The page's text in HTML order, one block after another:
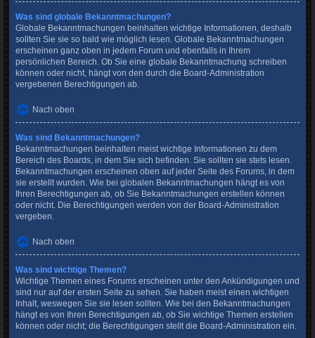
Was sind globale Bekanntmachungen?
Globale Bekanntmachungen beinhalten wichtige Informationen, deshalb
sollten Sie sie so bald wie möglich lesen. Globale Bekanntmachungen
erscheinen ganz oben in jedem Forum und ebenfalls in Ihrem
persönlichen Bereich. Ob Sie eine globale Bekanntmachung schreiben
können oder nicht, hängt von den durch die Board-Administration
vergebenen Berechtigungen ab.
Nach oben
Was sind Bekanntmachungen?
Bekanntmachungen beinhalten meist wichtige Informationen zu dem
Bereich des Boards, in dem Sie sich befinden. Sie sollten sie stets lesen.
Bekanntmachungen erscheinen oben auf jeder Seite des Forums, in dem
sie erstellt wurden. Wie bei globalen Bekanntmachungen hängt es von
Ihren Berechtigungen ab, ob Sie Bekanntmachungen erstellen können
oder nicht. Die Berechtigungen werden von der Board-Administration
vergeben.
Nach oben
Was sind wichtige Themen?
Wichtige Themen eines Forums erscheinen unter den Ankündigungen und
sind nur auf der ersten Seite zu sehen. Sie haben meist einen wichtigen
Inhalt, weswegen Sie sie lesen sollten. Wie bei den Bekanntmachungen
hängt es von Ihren Berechtigungen ab, ob Sie wichtige Themen erstellen
können oder nicht; die Berechtigungen stellt die Board-Administration ein.